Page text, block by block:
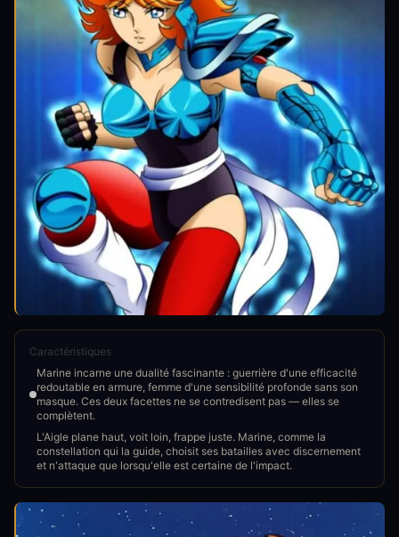
Caractéristiques
Marine incarne une dualité fascinante : guerrière d'une efficacité
redoutable en armure, femme d'une sensibilité profonde sans son
masque. Ces deux facettes ne se contredisent pas — elles se
complètent.
L'Aigle plane haut, voit loin, frappe juste. Marine, comme la
constellation qui la guide, choisit ses batailles avec discernement
et n'attaque que lorsqu'elle est certaine de l'impact.